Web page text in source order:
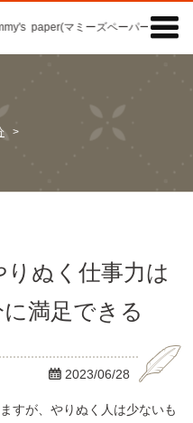
paper(マミーズペーパー)の「記事

>
ぬく仕事力は
満足できる
 2023/06/28
すが、やりぬく人は少ないも